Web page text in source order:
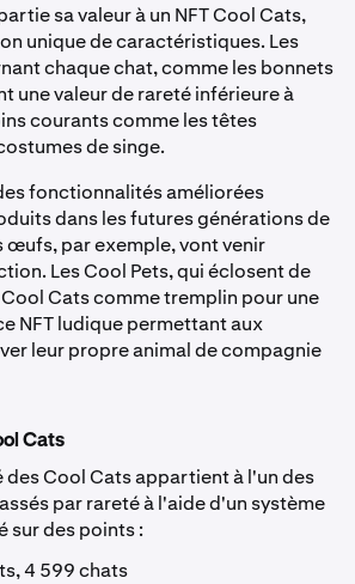
sa valeur à un NFT Cool Cats,
unique de caractéristiques. Les
chaque chat, comme les bonnets
une valeur de rareté inférieure à
courants comme les têtes
de singe.
fonctionnalités améliorées
dans les futures générations de
œufs, par exemple, vont venir
Les Cool Pets, qui éclosent de
Cats comme tremplin pour une
NFT ludique permettant aux
leur propre animal de compagnie
Cats
des Cool Cats appartient à l'un des
par rareté à l'aide d'un système
sur des points :
4 599 chats